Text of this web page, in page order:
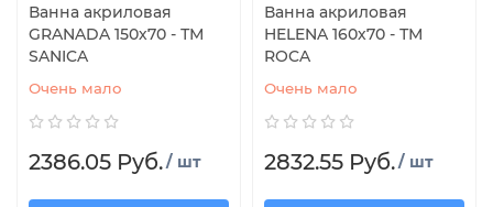
Ванна акриловая
GRANADA 150х70 - ТМ
SANICA
Очень мало
2386.05 Руб./ шт
Ванна акриловая
HELENA 160х70 - ТМ
ROCA
Очень мало
2832.55 Руб./ шт